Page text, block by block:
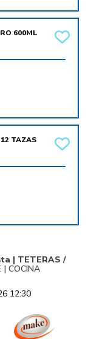
600ML
TAZAS
| TETERAS /
| COCINA
12:30